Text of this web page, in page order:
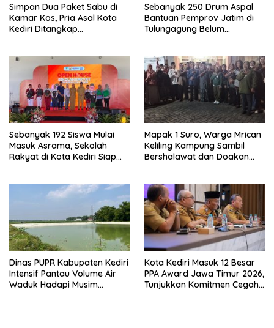
Simpan Dua Paket Sabu di
Kamar Kos, Pria Asal Kota
Kediri Ditangkap
Sebanyak 250 Drum Aspal
Bantuan Pemprov Jatim di
Tulungagung Belum
Sebanyak 192 Siswa Mulai
Masuk Asrama, Sekolah
Rakyat di Kota Kediri Siap
Mapak 1 Suro, Warga Mrican
Keliling Kampung Sambil
Bershalawat dan Doakan
Dinas PUPR Kabupaten Kediri
Intensif Pantau Volume Air
Waduk Hadapi Musim
Kota Kediri Masuk 12 Besar
PPA Award Jawa Timur 2026,
Tunjukkan Komitmen Cegah